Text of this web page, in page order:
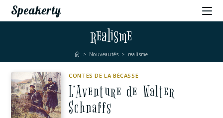
Speakerty
realisme
> Nouveautés > realisme
CONTES DE LA BÉCASSE
L’Aventure de Walter
Schnaffs